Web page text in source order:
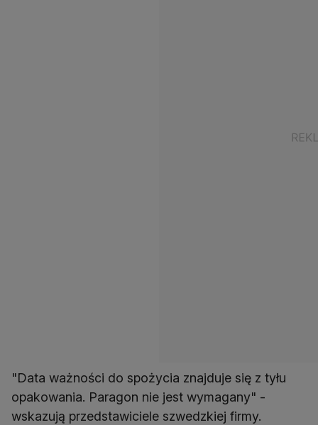
"Data ważności do spożycia znajduje się z tyłu
opakowania. Paragon nie jest wymagany" -
wskazują przedstawiciele szwedzkiej firmy.